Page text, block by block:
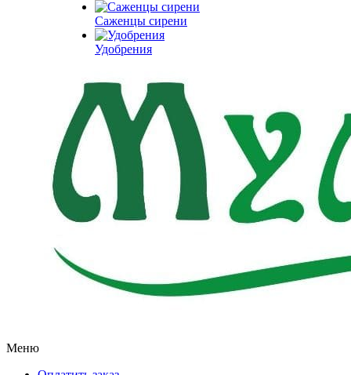
Саженцы сирени
Удобрения
Меню